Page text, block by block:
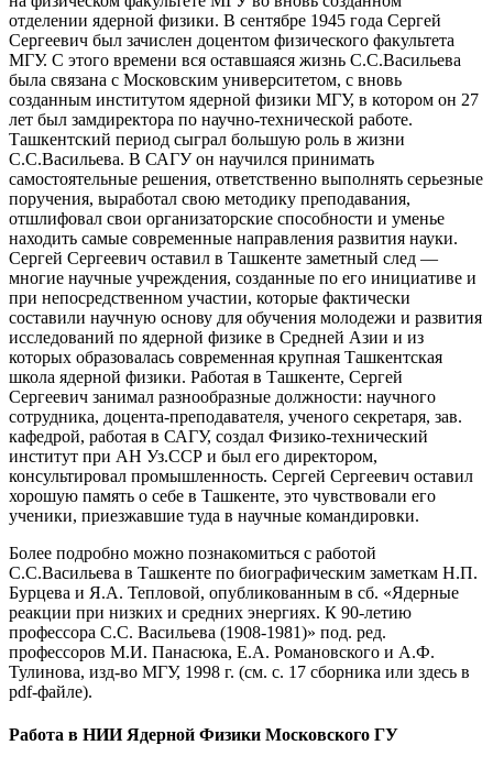
отделении ядерной физики. В сентябре 1945 года Сергей
Сергеевич был зачислен доцентом физического факультета
МГУ. С этого времени вся оставшаяся жизнь С.С.Васильева
была связана с Московским университетом, с вновь
созданным институтом ядерной физики МГУ, в котором он 27
лет был замдиректора по научно-технической работе.
Ташкентский период сыграл большую роль в жизни
C.С.Васильева. В САГУ он научился принимать
самостоятельные решения, ответственно выполнять серьезные
поручения, выработал свою методику преподавания,
отшлифовал свои организаторские способности и уменье
находить самые современные направления развития науки.
Сергей Сергеевич оставил в Ташкенте заметный след —
многие научные учреждения, созданные по его инициативе и
при непосредственном участии, которые фактически
составили научную основу для обучения молодежи и развития
исследований по ядерной физике в Средней Азии и из
которых образовалась современная крупная Ташкентская
школа ядерной физики. Работая в Ташкенте, Сергей
Сергеевич занимал разнообразные должности: научного
сотрудника, доцента-преподавателя, ученого секретаря, зав.
кафедрой, работая в САГУ, создал Физико-технический
институт при АН Уз.ССР и был его директором,
консультировал промышленность. Сергей Сергеевич оставил
хорошую память о себе в Ташкенте, это чувствовали его
ученики, приезжавшие туда в научные командировки.
Более подробно можно познакомиться с работой
С.С.Васильева в Ташкенте по биографическим заметкам Н.П.
Бурцева и Я.А. Тепловой, опубликованным в сб. «Ядерные
реакции при низких и средних энергиях. К 90-летию
профессора С.С. Васильева (1908-1981)» под. ред.
профессоров М.И. Панасюка, Е.А. Романовского и А.Ф.
Тулинова, изд-во МГУ, 1998 г. (см. с. 17 сборника или здесь в
pdf-файле).
Работа в НИИ Ядерной Физики Московского ГУ